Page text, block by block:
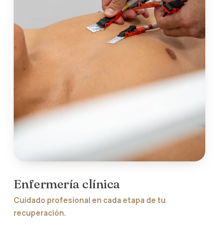
Enfermería clínica
Cuidado profesional en cada etapa de tu
recuperación.